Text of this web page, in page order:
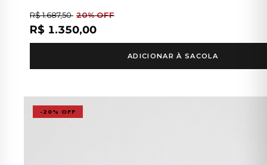
R$ 1.687,50 20% OFF
R$ 1.350,00
ADICIONAR À SACOLA
-20% OFF